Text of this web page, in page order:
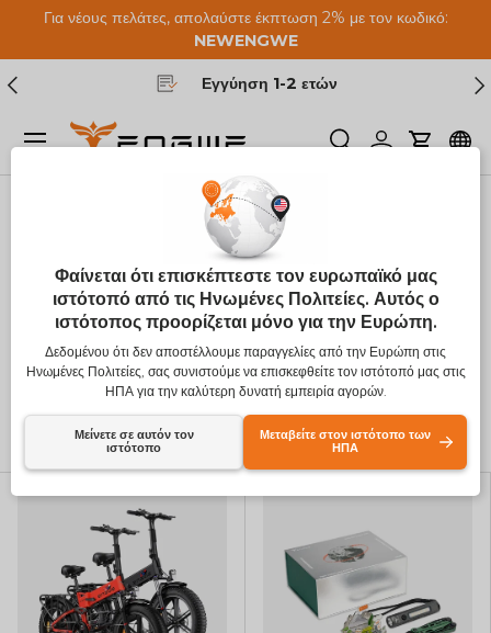
Μετάβαση στο περιεχόμενο
Για νέους πελάτες, απολαύστε έκπτωση 2% με τον κωδικό:
NEWENGWE
Προηγούμενος
Εγγύηση 1-2 ετών
ΕρευναΣυνδεθείτε
Μενού
Προϊόντα
(126 προϊόντα)
Ταξινόμηση κατά
Αλφαβητικά, Α-Ω
Λίστα
Φαίνεται ότι επισκέπτεστε τον ευρωπαϊκό μας
ιστότοπό από τις Ηνωμένες Πολιτείες. Αυτός ο
ιστότοπος προορίζεται μόνο για την Ευρώπη.
Δεδομένου ότι δεν αποστέλλουμε παραγγελίες από την Ευρώπη στις
Ηνωμένες Πολιτείες, σας συνιστούμε να επισκεφθείτε τον ιστότοπό μας στις
ΗΠΑ για την καλύτερη δυνατή εμπειρία αγορών.
Μείνετε σε αυτόν τον
ιστότοπο
Μεταβείτε στον ιστότοπο των
ΗΠΑ